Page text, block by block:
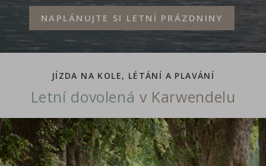
NAPLÁNUJTE SI LETNÍ PRÁZDNINY
JÍZDA NA KOLE, LÉTÁNÍ A PLAVÁNÍ
Letní dovolená v Karwendelu